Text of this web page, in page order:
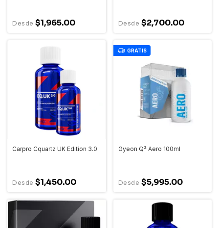
$1,965.00 $2,700.00
Carpro Cquartz UK Edition 3.0
$1,450.00
GRATIS
Gyeon Q² Aero 100ml
$5,995.00